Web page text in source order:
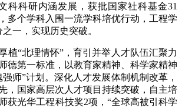
科科研内涵发展，获批国家社科基金31
多个学科入围一流学科培优行动，工程学
一，实现历史突破。
植“北理情怀”，育引并举人才队伍汇聚力
德第一标准，以教育家精神、科学家精神
师”计划。深化人才发展体制机制改革，
，国家高层次人才项目持续突破，自主培
获光华工程科技奖2项，“全球高被引科学